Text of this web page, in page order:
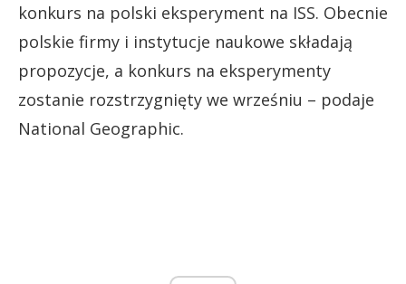
konkurs na polski eksperyment na ISS. Obecnie
polskie firmy i instytucje naukowe składają
propozycje, a konkurs na eksperymenty
zostanie rozstrzygnięty we wrześniu – podaje
National Geographic.